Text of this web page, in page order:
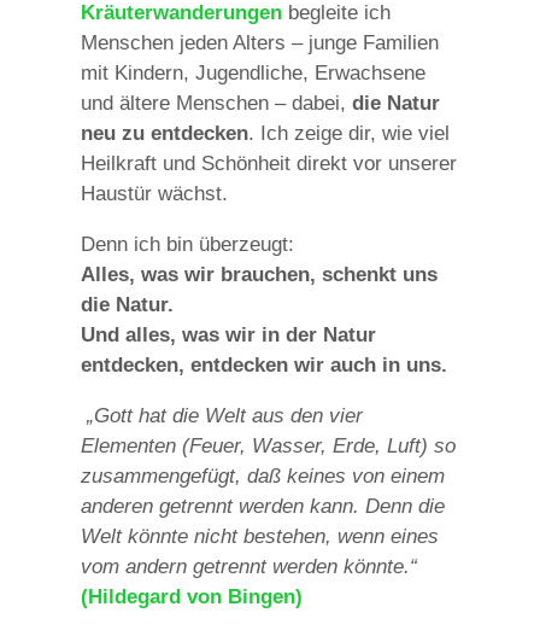
Kräuterwanderungen begleite ich
Menschen jeden Alters – junge Familien
mit Kindern, Jugendliche, Erwachsene
und ältere Menschen – dabei,die Natur
neu zu entdecken. Ich zeige dir, wie viel
Heilkraft und Schönheit direkt vor unserer
Haustür wächst.
Denn ich bin überzeugt:
Alles, was wir brauchen, schenkt uns
die Natur.
Und alles, was wir in der Natur
entdecken, entdecken wir auch in uns.
„Gott hat die Welt aus den vier
Elementen (Feuer, Wasser, Erde, Luft) so
zusammengefügt, daß keines von einem
anderen getrennt werden kann. Denn die
Welt könnte nicht bestehen, wenn eines
vom andern getrennt werden könnte.“
(Hildegard von Bingen)